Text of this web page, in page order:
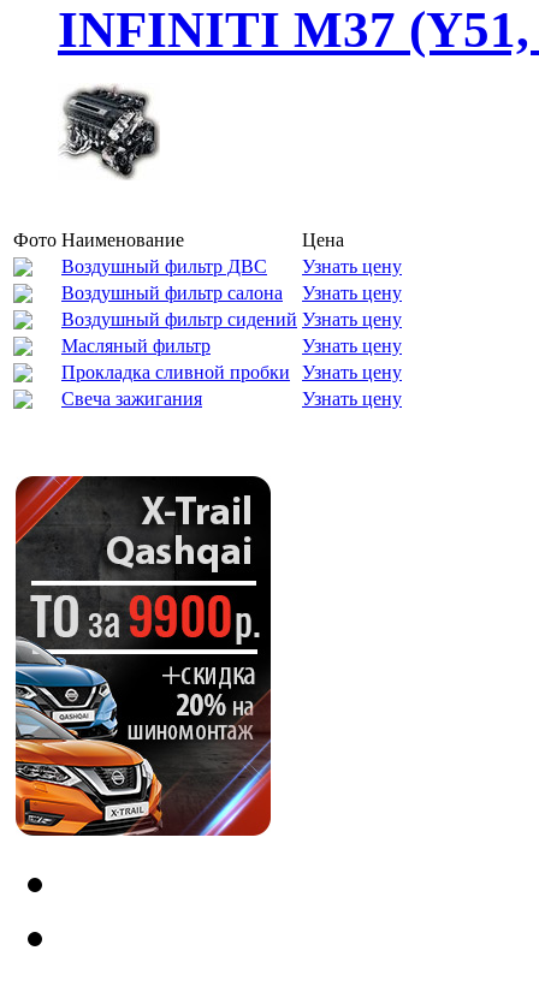
INFINITI M37 (Y51,
Фото Наименование
Цена
Воздушный фильтр ДВС
Узнать цену
Воздушный фильтр салона
Узнать цену
Воздушный фильтр сидений Узнать цену
Масляный фильтр
Узнать цену
Прокладка сливной пробки
Узнать цену
Свеча зажигания
Узнать цену